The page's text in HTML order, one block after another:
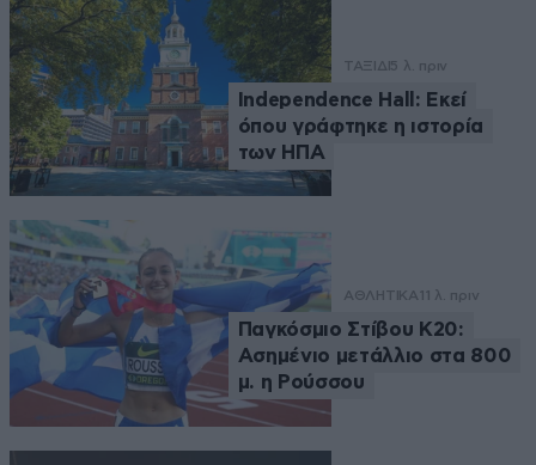
ΤΑΞΙΔΙ5 λ. πριν
Independence Hall: Εκεί
όπου γράφτηκε η ιστορία
των ΗΠΑ
ΑΘΛΗΤΙΚΑ 11 λ. πριν
Παγκόσμιο Στίβου Κ20:
Ασημένιο μετάλλιο στα 800
μ. η Ρούσσου